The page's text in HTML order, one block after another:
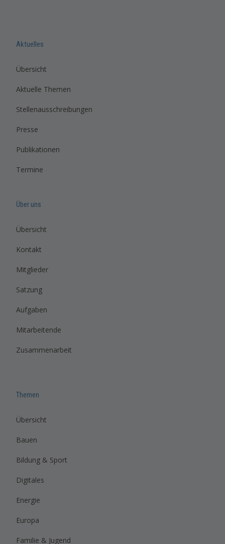
Aktuelles
Übersicht
Aktuelle Themen
Stellenausschreibungen
Presse
Publikationen
Termine
Über uns
Übersicht
Kontakt
Mitglieder
Satzung
Aufgaben
Mitarbeitende
Zusammenarbeit
Themen
Übersicht
Bauen
Bildung & Sport
Digitales
Energie
Europa
Familie & Jugend